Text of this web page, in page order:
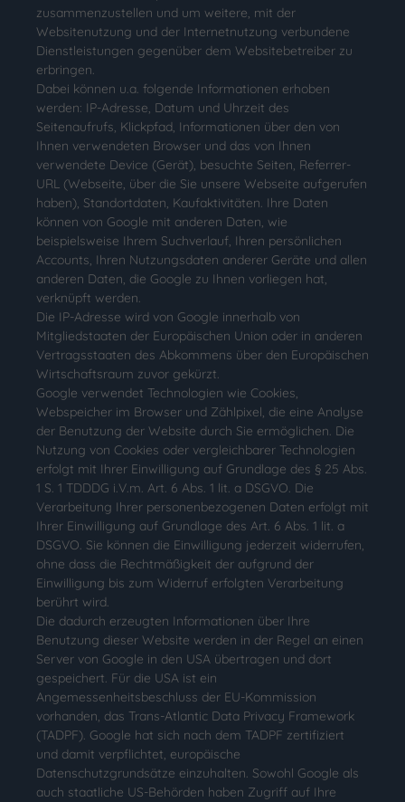
zusammenzustellen und um weitere, mit der
Websitenutzung und der Internetnutzung verbundene
Dienstleistungen gegenüber dem Websitebetreiber zu
erbringen.
Dabei können u.a. folgende Informationen erhoben
werden: IP-Adresse, Datum und Uhrzeit des
Seitenaufrufs, Klickpfad, Informationen über den von
Ihnen verwendeten Browser und das von Ihnen
verwendete Device (Gerät), besuchte Seiten, Referrer-
URL (Webseite, über die Sie unsere Webseite aufgerufen
haben), Standortdaten, Kaufaktivitäten. Ihre Daten
können von Google mit anderen Daten, wie
beispielsweise Ihrem Suchverlauf, Ihren persönlichen
Accounts, Ihren Nutzungsdaten anderer Geräte und allen
anderen Daten, die Google zu Ihnen vorliegen hat,
verknüpft werden.
Die IP-Adresse wird von Google innerhalb von
Mitgliedstaaten der Europäischen Union oder in anderen
Vertragsstaaten des Abkommens über den Europäischen
Wirtschaftsraum zuvor gekürzt.
Google verwendet Technologien wie Cookies,
Webspeicher im Browser und Zählpixel, die eine Analyse
der Benutzung der Website durch Sie ermöglichen. Die
Nutzung von Cookies oder vergleichbarer Technologien
erfolgt mit Ihrer Einwilligung auf Grundlage des § 25 Abs.
1 S. 1 TDDDG i.V.m. Art. 6 Abs. 1 lit. a DSGVO. Die
Verarbeitung Ihrer personenbezogenen Daten erfolgt mit
Ihrer Einwilligung auf Grundlage des Art. 6 Abs. 1 lit. a
DSGVO. Sie können die Einwilligung jederzeit widerrufen,
ohne dass die Rechtmäßigkeit der aufgrund der
Einwilligung bis zum Widerruf erfolgten Verarbeitung
berührt wird.
Die dadurch erzeugten Informationen über Ihre
Benutzung dieser Website werden in der Regel an einen
Server von Google in den USA übertragen und dort
gespeichert. Für die USA ist ein
Angemessenheitsbeschluss der EU-Kommission
vorhanden, das Trans-Atlantic Data Privacy Framework
(TADPF). Google hat sich nach dem TADPF zertifiziert
und damit verpflichtet, europäische
Datenschutzgrundsätze einzuhalten. Sowohl Google als
auch staatliche US-Behörden haben Zugriff auf Ihre